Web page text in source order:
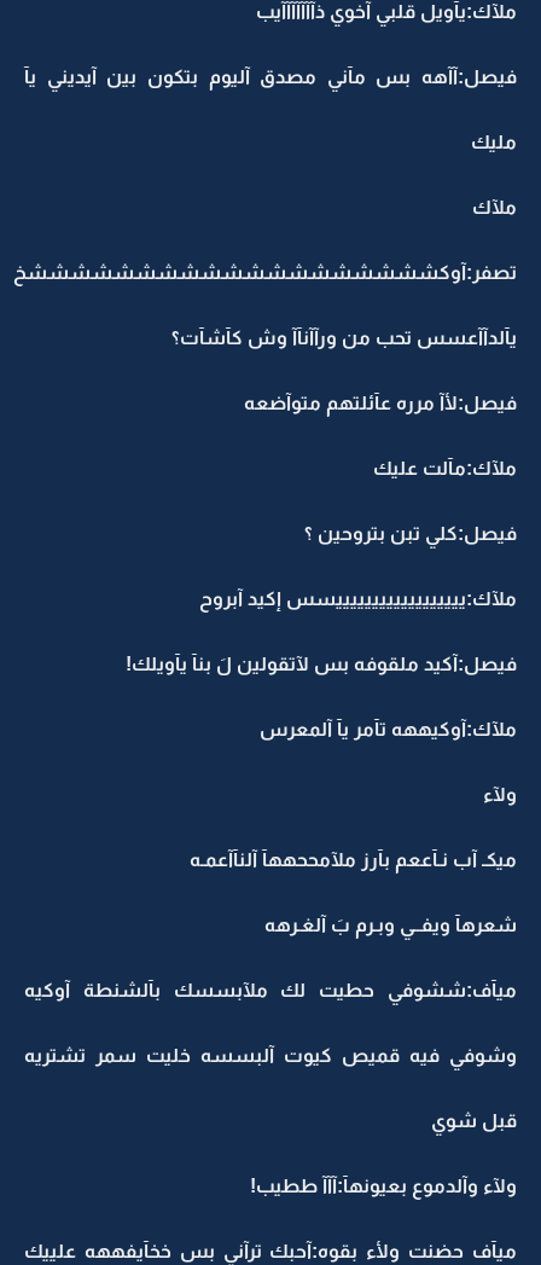
ملآك:يآويل قلبي آخوي ذآآآآآآآيب
فيصل:آآهه بس مآني مصدق آليوم بتكون بين آيديني يآ
مليك
ملآك
تصفر:آوكشششششششششششششششششششخ
يآلدآآعسس تحب من ورآآنآآ وش كآشآت؟
فيصل:لأآ مرره عآئلتهم متوآضعه
ملآك:مآلت عليك
فيصل:كلي تبن بتروحين ؟
ملآك:ييييييييييييييييييسس إكيد آبروح
فيصل:آكيد ملقوفه بس لآتقولين لَ بنآ يآويلك!
ملآك:آوكيههه تآمر يآ آلمعرس
ولآء
ميكـ آب نـآععم بآرز ملآمححههآ آلنآآعمـه
شعرهآ ويفــي وبـرم بَ آلغـرهه
ميآف:ششوفي حطيت لك ملآبسسك بآلشنطة آوكيه
وشوفي فيه قميص كيوت آلبسسه خليت سمر تشتريه
قبل شوي
ولآء وآلدموع بعيونهآ:آآآ ططيب!
ميآف حضنت ولأء بقوه:آحبك ترآني بس خخآيفههه علييك